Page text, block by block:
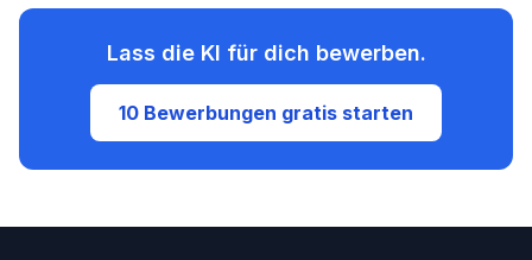
Lass die KI für dich bewerben.
10 Bewerbungen gratis starten